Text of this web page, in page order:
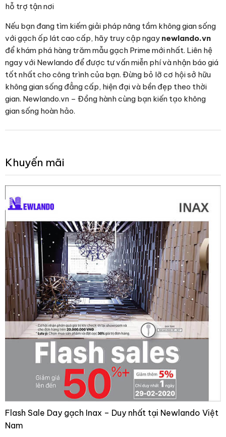
hỗ trợ tận nơi
Nếu bạn đang tìm kiếm giải pháp nâng tầm không gian sống
với gạch ốp lát cao cấp, hãy truy cập ngay newlando.vn
để khám phá hàng trăm mẫu gạch Prime mới nhất. Liên hệ
ngay với Newlando để được tư vấn miễn phí và nhận báo giá
tốt nhất cho công trình của bạn. Đừng bỏ lỡ cơ hội sở hữu
không gian sống đẳng cấp, hiện đại và bền đẹp theo thời
gian. Newlando.vn – Đồng hành cùng bạn kiến tạo không
gian sống hoàn hảo.
Khuyến mãi
Flash Sale Day gạch Inax – Duy nhất tại Newlando Việt
Nam